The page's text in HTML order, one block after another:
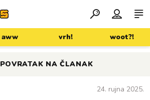
aww vrh! woot?!
POVRATAK NA ČLANAK
24. rujna 2025.
Sign in with Google